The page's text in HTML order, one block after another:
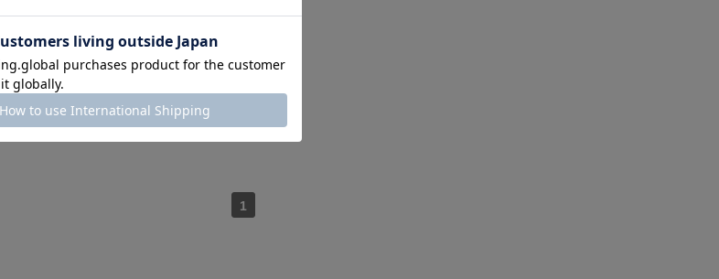
J ￥18,500
超美品 国内版 SIMフリー iPhone8 2
56GB ゴールド色
1